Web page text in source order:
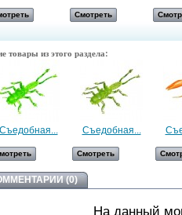
Смотреть
товары из этого раздела:
Съедобная... Съедобная...
Смотреть
(0)
На данный